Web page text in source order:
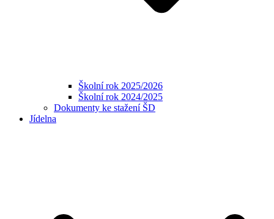
Školní rok 2025/2026
Školní rok 2024/2025
Dokumenty ke stažení ŠD
Jídelna